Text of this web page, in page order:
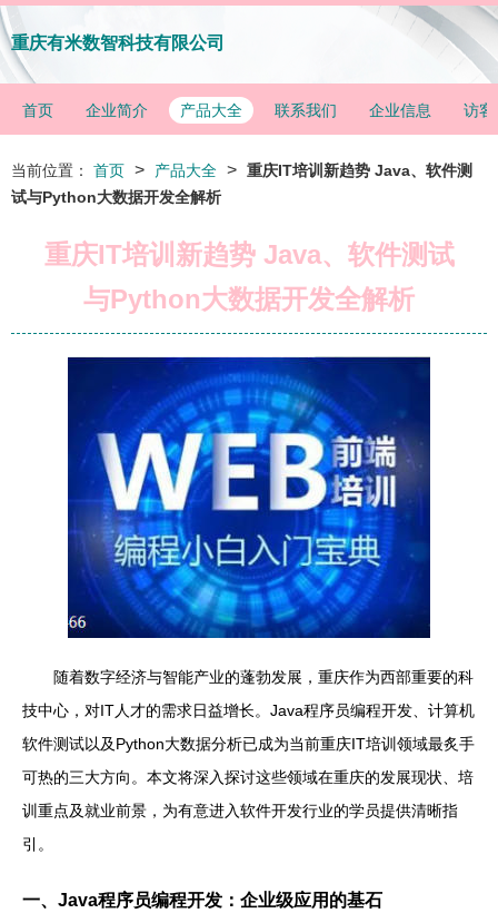
重庆有米数智科技有限公司
首页 企业简介 产品大全 联系我们 企业信息 访客
当前位置： 首页 > 产品大全 > 重庆IT培训新趋势 Java、软件测
试与Python大数据开发全解析
重庆IT培训新趋势 Java、软件测试
与Python大数据开发全解析
随着数字经济与智能产业的蓬勃发展，重庆作为西部重要的科
技中心，对IT人才的需求日益增长。Java程序员编程开发、计算机
软件测试以及Python大数据分析已成为当前重庆IT培训领域最炙手
可热的三大方向。本文将深入探讨这些领域在重庆的发展现状、培
训重点及就业前景，为有意进入软件开发行业的学员提供清晰指
引。
一、Java程序员编程开发：企业级应用的基石